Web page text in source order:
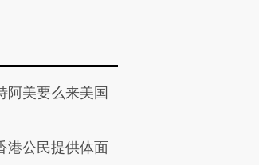
阿美要么来美国
港公民提供体面